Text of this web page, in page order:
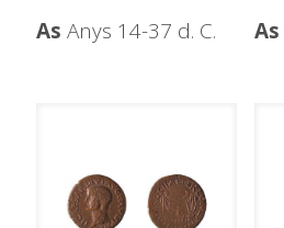
As Anys 14-37 d. C. As